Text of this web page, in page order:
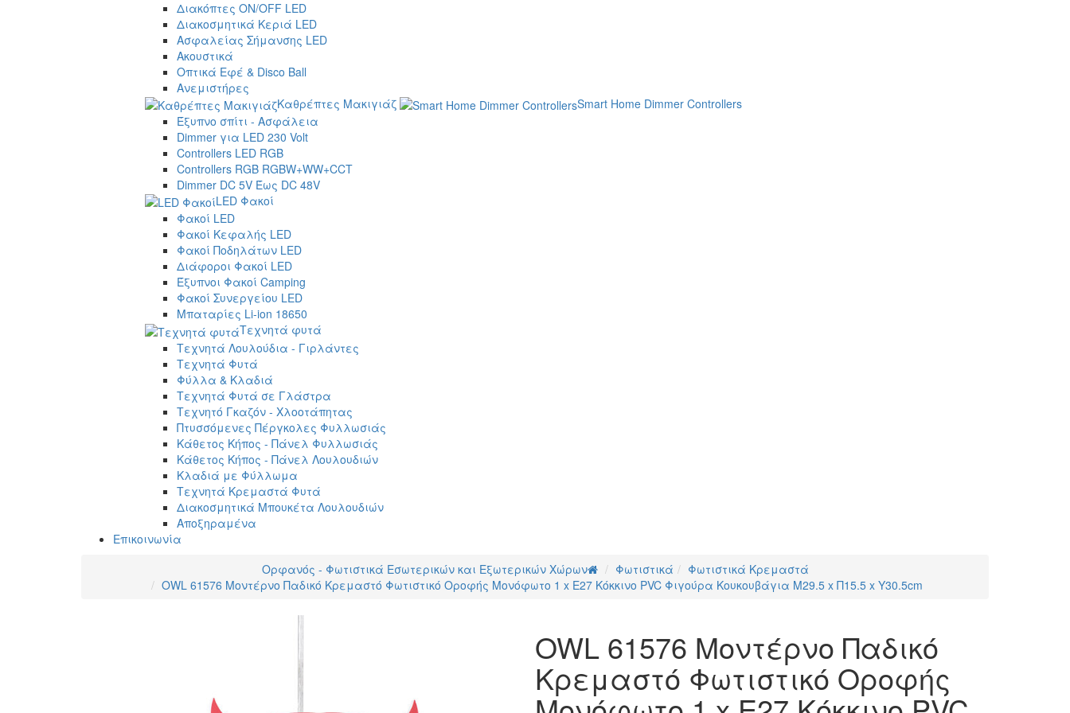
Διακόπτες ON/OFF LED
Διακοσμητικά Κεριά LED
Ασφαλείας Σήμανσης LED
Ακουστικά
Οπτικά Εφέ & Disco Ball
Ανεμιστήρες
Καθρέπτες Μακιγιάζ
Smart Home Dimmer Controllers
Έξυπνο σπίτι - Ασφάλεια
Dimmer για LED 230 Volt
Controllers LED RGB
Controllers RGB RGBW+WW+CCT
Dimmer DC 5V Έως DC 48V
LED Φακοί
Φακοί LED
Φακοί Κεφαλής LED
Φακοί Ποδηλάτων LED
Διάφοροι Φακοί LED
Έξυπνοι Φακοί Camping
Φακοί Συνεργείου LED
Μπαταρίες Li-ion 18650
Τεχνητά φυτά
Τεχνητά Λουλούδια - Γιρλάντες
Τεχνητά Φυτά
Φύλλα & Κλαδιά
Τεχνητά Φυτά σε Γλάστρα
Τεχνητό Γκαζόν - Χλοοτάπητας
Πτυσσόμενες Πέργκολες Φυλλωσιάς
Κάθετος Κήπος - Πάνελ Φυλλωσιάς
Κάθετος Κήπος - Πάνελ Λουλουδιών
Κλαδιά με Φύλλωμα
Τεχνητά Κρεμαστά Φυτά
Διακοσμητικά Μπουκέτα Λουλουδιών
Αποξηραμένα
Επικοινωνία
Ορφανός - Φωτιστικά Εσωτερικών και Εξωτερικών Χώρων
Φωτιστικά
Φωτιστικά Κρεμαστά
OWL 61576 Μοντέρνο Παδικό Κρεμαστό Φωτιστικό Οροφής Μονόφωτο 1 x E27 Κόκκινο PVC Φιγούρα Κουκουβάγια Μ29.5 x Π15.5 x Υ30.5cm
OWL 61576 Μοντέρνο Παδικό
Κρεμαστό Φωτιστικό Οροφής